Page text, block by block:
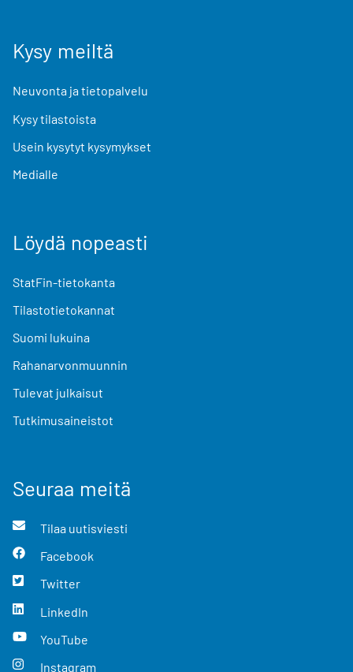
Kysy meiltä
Neuvonta ja tietopalvelu
Kysy tilastoista
Usein kysytyt kysymykset
Medialle
Löydä nopeasti
StatFin-tietokanta
Tilastotietokannat
Suomi lukuina
Rahanarvonmuunnin
Tulevat julkaisut
Tutkimusaineistot
Seuraa meitä
Tilaa uutisviesti
Facebook
Twitter
LinkedIn
YouTube
Instagram